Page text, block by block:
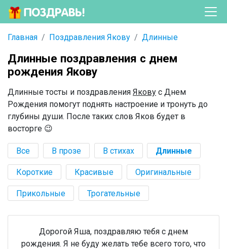
Главная Поздравления Якову Длинные
Длинные поздравления с днем
рождения Якову
Длинные тосты и поздравления Якову с Днем
Рождения помогут поднять настроение и тронуть до
глубины души. После таких слов Яков будет в
восторге 😉
Все В прозе В стихах Длинные
Короткие Красивые Оригинальные
Прикольные Трогательные
Дорогой Яша, поздравляю тебя с днем
рождения. Я не буду желать тебе всего того, что